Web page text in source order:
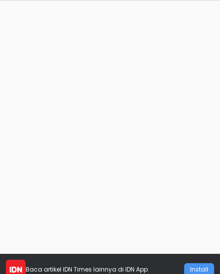
Baca artikel IDN Times lainnya di IDN App Install